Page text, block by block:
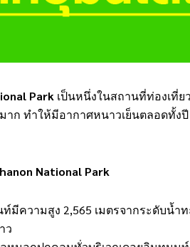
Park เป็นหนึ่งในสถานที่ท่องเที่
าก ทำให้มีอากาศหนาวเย็นตลอดทั้
National Park
มีความสูง 2,565 เมตรจากระดับน้ำ
ว